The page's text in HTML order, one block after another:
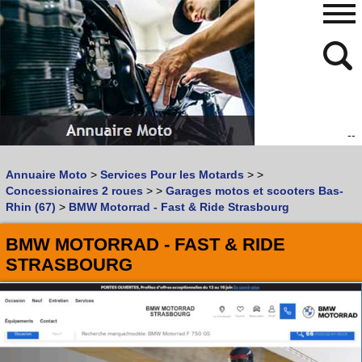
--
Vous recherchez un garage MOTOouSCOOTER
Quoi :
Où :
Trouver un garage Moto !
Retrouvez dans votre VILLE
les bonnes adresses deL'ANNUAIRE MOTO & SCOOTER
480
768
Annuaire Moto > Services Pour les Motards > >
Concessionaires 2 roues > > Garages motos et scooters Bas-
Rhin (67) > BMW Motorrad - Fast & Ride Strasbourg
BMW MOTORRAD - FAST & RIDE
STRASBOURG